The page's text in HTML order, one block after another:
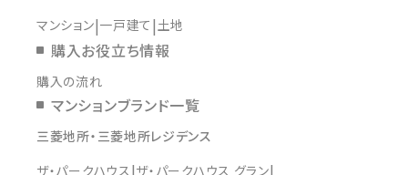
マンション 一戸建て 土地
購入お役立ち情報
購入の流れ
マンションブランド一覧
三菱地所・三菱地所レジデンス
ザ・パークハウス ザ・パークハウス グラン